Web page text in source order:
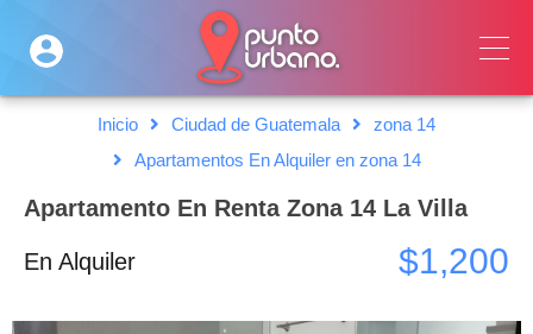
Inicio Ciudad de Guatemala
zona 14
Apartamentos En Alquiler en zona 14
Apartamento En Renta Zona 14 La Villa
En Alquiler $1,200